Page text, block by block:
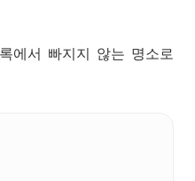
에서 빠지지 않는 명소로